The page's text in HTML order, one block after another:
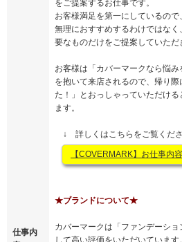
仕事内
をご提案するお仕事です。
お客様満足を第一にしているので
無理におすすめするわけではな
要なものだけをご提案していただ
お客様は「カバーマークなら悩
を抱いて来店されるので、帰り
た！」とおっしゃっていただけ
ます。
↓ 詳しくはこちらをご覧くださ
【COVERMARK】お仕事内
★ブランドについて★
カバーマークは「ファンデーシ
して高い評価をいただいています。